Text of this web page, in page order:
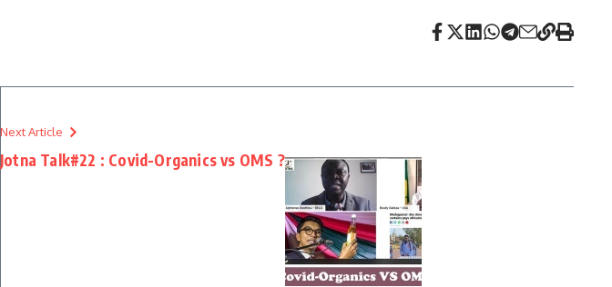
Next Article
Jotna Talk#22 : Covid-Organics vs OMS ?